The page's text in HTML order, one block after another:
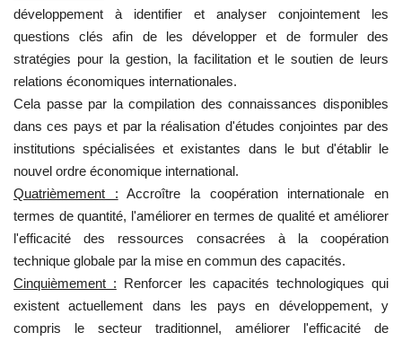
développement à identifier et analyser conjointement les
questions clés afin de les développer et de formuler des
stratégies pour la gestion, la facilitation et le soutien de leurs
relations économiques internationales.
Cela passe par la compilation des connaissances disponibles
dans ces pays et par la réalisation d'études conjointes par des
institutions spécialisées et existantes dans le but d'établir le
nouvel ordre économique international.
Quatrièmement : Accroître la coopération internationale en
termes de quantité, l'améliorer en termes de qualité et améliorer
l'efficacité des ressources consacrées à la coopération
technique globale par la mise en commun des capacités.
Cinquièmement : Renforcer les capacités technologiques qui
existent actuellement dans les pays en développement, y
compris le secteur traditionnel, améliorer l'efficacité de